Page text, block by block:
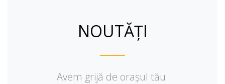
NOUTĂȚI
Avem grijă de orașul tău.